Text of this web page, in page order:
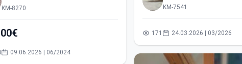
KM-8270
09.06.2026 | 06/2024
KM-7541
171 24.03.2026 | 03/2026